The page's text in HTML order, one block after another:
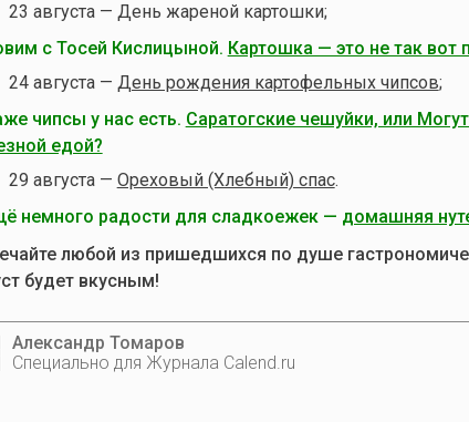
23 августа — День жареной картошки;
с Тосей Кислицыной. Картошка — это не так вот
24 августа — День рождения картофельных чипсов;
чипсы у нас есть. Саратогские чешуйки, или
едой?
29 августа — Ореховый (Хлебный) спас.
немного радости для сладкоежек — домашняя
любой из пришедшихся по душе
будет вкусным!
Александр Томаров
Специально для Журнала Calend.ru